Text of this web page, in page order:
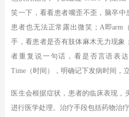
笑一下，看看患者嘴歪不歪，脑卒中
患者也无法正常露出微笑；A即arm
手，看患者是否有肢体麻木无力现象
者重复说一句话，看是否言语表
Time（时间），明确记下发病时间，
医生会根据症状，患者的临床表现，
进行医学处理。治疗手段包括药物治